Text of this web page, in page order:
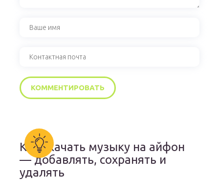
Как скачать музыку на айфон
— добавлять, сохранять и
удалять